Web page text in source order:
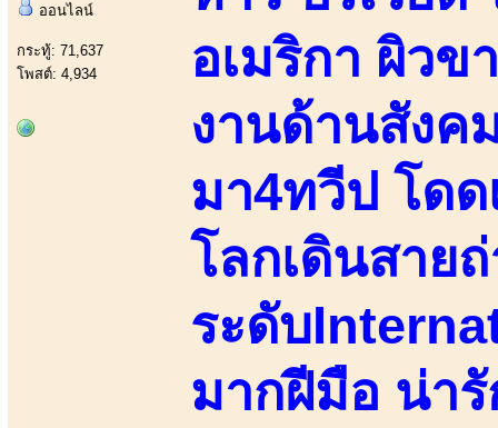
ออนไลน์
กระทู้: 71,637
โพสต์: 4,934
อเมริกา ผิวข
งานด้านสังค
มา4ทวีป โด
โลกเดินสาย
ระดับ
มากฝีมือ น่า